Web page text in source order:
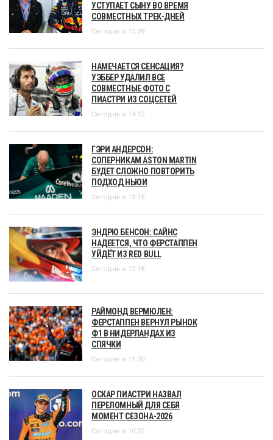
УСТУПАЕТ СЫНУ ВО ВРЕМЯ
СОВМЕСТНЫХ ТРЕК-ДНЕЙ
Сегодня в 15:09
НАМЕЧАЕТСЯ СЕНСАЦИЯ?
УЭББЕР УДАЛИЛ ВСЕ
СОВМЕСТНЫЕ ФОТО С
ПИАСТРИ ИЗ СОЦСЕТЕЙ
Сегодня в 14:12
ГЭРИ АНДЕРСОН:
СОПЕРНИКАМ ASTON MARTIN
БУДЕТ СЛОЖНО ПОВТОРИТЬ
ПОДХОД НЬЮИ
Сегодня в 13:15
ЭНДРЮ БЕНСОН: САЙНС
НАДЕЕТСЯ, ЧТО ФЕРСТАППЕН
УЙДЁТ ИЗ RED BULL
Сегодня в 12:18
РАЙМОНД ВЕРМЮЛЕН:
ФЕРСТАППЕН ВЕРНУЛ РЫНОК
Ф1 В НИДЕРЛАНДАХ ИЗ
СПЯЧКИ
Сегодня в 11:20
ОСКАР ПИАСТРИ НАЗВАЛ
ПЕРЕЛОМНЫЙ ДЛЯ СЕБЯ
МОМЕНТ СЕЗОНА-2026
Сегодня в 10:22